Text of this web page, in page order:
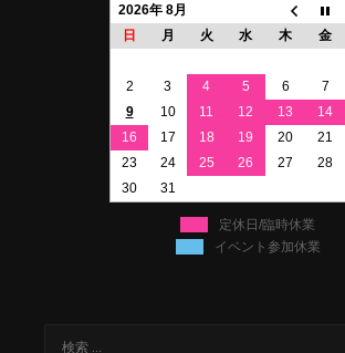
2026年 8月
日
月 火 水 木 金
2
3 4 5 6 7
9
10 11 12 13 14
16
17 18 19 20 21
23
24 25 26 27 28
30
31
定休日/臨時休業
イベント参加休業